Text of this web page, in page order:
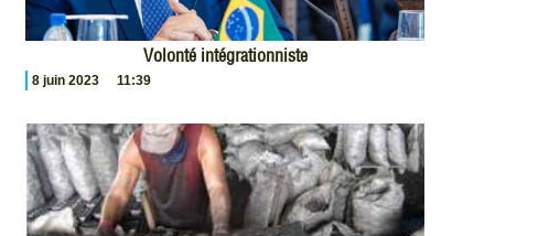
Volonté intégrationniste
8 juin 2023 11:39